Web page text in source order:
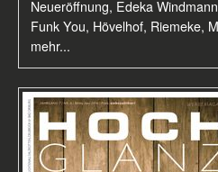
Neueröffnung, Edeka
Funk You, Hövelhof, Riemeke,
mehr...